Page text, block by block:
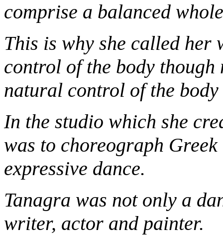
comprise a balanced
This is why she called
control of the body though
natural control of the
In the studio which she
was to choreograph
expressive dance.
Tanagra was not only a
writer, actor and painter.